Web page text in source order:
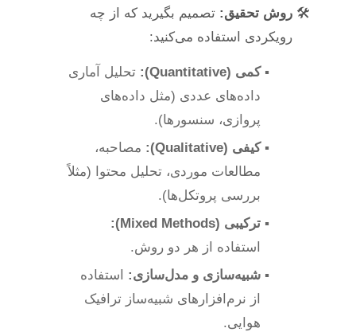
روش تحقیق: تصمیم بگیرید که از چه
رویکردی استفاده می‌کنید:
کمی (Quantitative):
تحلیل آماری
داده‌های عددی (مثل داده‌های
پروازی، سنسورها).
کیفی (Qualitative):
مصاحبه،
مطالعات موردی، تحلیل محتوا (مثلاً
بررسی پروتکل‌ها).
ترکیبی (Mixed Methods):
استفاده از هر دو روش.
شبیه‌سازی و مدل‌سازی: استفاده
از نرم‌افزارهای شبیه‌ساز ترافیک
هوایی.